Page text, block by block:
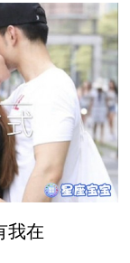
我在